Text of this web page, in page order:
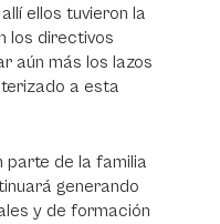
ellos tuvieron la
los directivos
aún más los lazos
a esta
parte de la familia
generando
y de formación